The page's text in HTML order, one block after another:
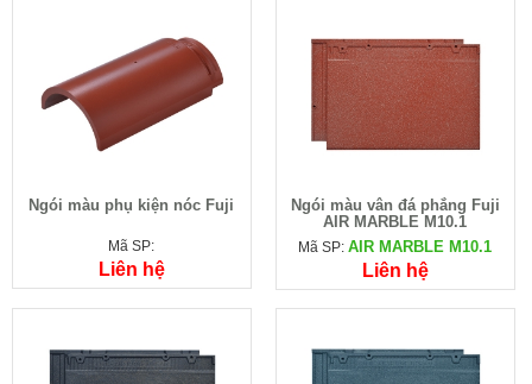
Ngói màu phụ kiện nóc Fuji
Mã SP:
Liên hệ
Ngói màu vân đá phẳng Fuji
AIR MARBLE M10.1
Mã SP:AIR MARBLE M10.1
Liên hệ